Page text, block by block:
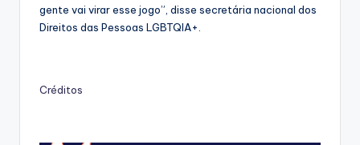
gente vai virar esse jogo”, disse secretária nacional dos
Direitos das Pessoas LGBTQIA+.
Créditos